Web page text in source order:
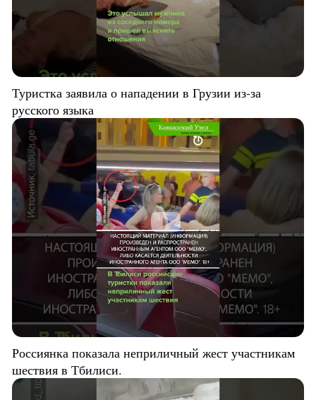
Туристка заявила о нападении в Грузии из-за
русского языка
Россиянка показала неприличный жест участникам
шествия в Тбилиси.